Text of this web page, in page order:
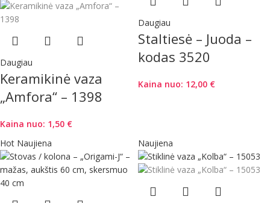
Daugiau
Keramikinė vaza
„Amfora“ – 1398
Kaina nuo: 1,50 €
Daugiau
Staltiesė – Juoda –
kodas 3520
Kaina nuo: 12,00 €
Hot Naujiena Naujiena